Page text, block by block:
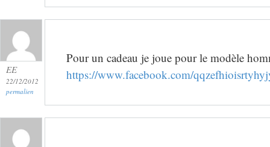
EE
22/12/2012
permalien
Pour un cadeau je joue pour le modèle
https://www.facebook.com/